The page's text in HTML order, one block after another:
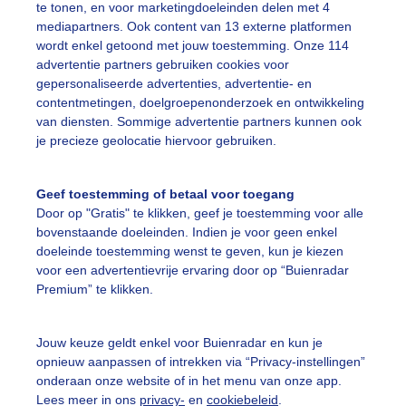
te tonen, en voor marketingdoeleinden delen met 4
mediapartners. Ook content van 13 externe platformen
wordt enkel getoond met jouw toestemming. Onze 114
advertentie partners gebruiken cookies voor
gepersonaliseerde advertenties, advertentie- en
contentmetingen, doelgroepenonderzoek en ontwikkeling
van diensten. Sommige advertentie partners kunnen ook
je precieze geolocatie hiervoor gebruiken.
Geef toestemming of betaal voor toegang
Door op "Gratis" te klikken, geef je toestemming voor alle
bovenstaande doeleinden. Indien je voor geen enkel
doeleinde toestemming wenst te geven, kun je kiezen
voor een advertentievrije ervaring door op “Buienradar
Premium” te klikken.
Jouw keuze geldt enkel voor Buienradar en kun je
opnieuw aanpassen of intrekken via “Privacy-instellingen”
onderaan onze website of in het menu van onze app.
Lees meer in ons privacy- en cookiebeleid
07:30 07:55 08:20
15,9°C
15,5°C
Luchtvochtigheid
Windkracht